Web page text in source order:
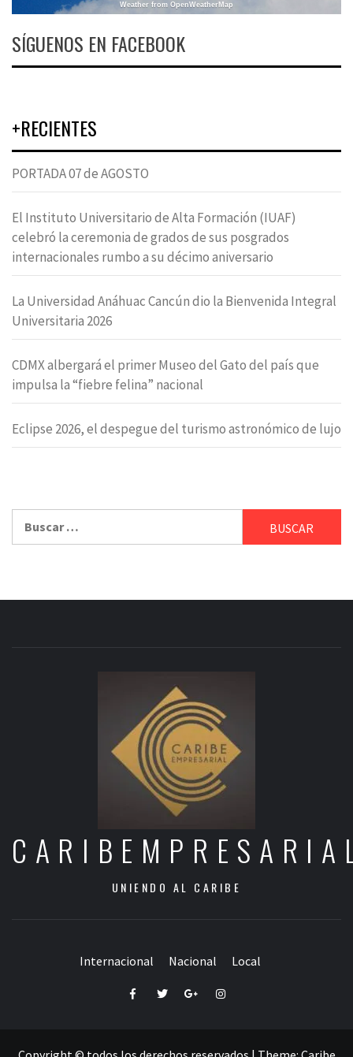
Weather from OpenWeatherMap
SÍGUENOS EN FACEBOOK
+RECIENTES
PORTADA 07 de AGOSTO
El Instituto Universitario de Alta Formación (IUAF)
celebró la ceremonia de grados de sus posgrados
internacionales rumbo a su décimo aniversario
La Universidad Anáhuac Cancún dio la Bienvenida Integral
Universitaria 2026
CDMX albergará el primer Museo del Gato del país que
impulsa la “fiebre felina” nacional
Eclipse 2026, el despegue del turismo astronómico de lujo
UNIENDO AL CARIBE
Internacional Nacional Local
FacebookTwitterGoogle+Instagram